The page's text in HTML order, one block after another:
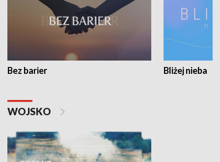
Bez barier Bliżej nieba
WOJSKO